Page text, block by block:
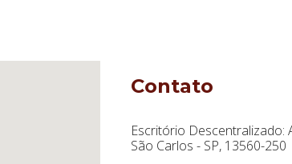
Contato
Escritório Descentralizado:
São Carlos - SP, 13560-250